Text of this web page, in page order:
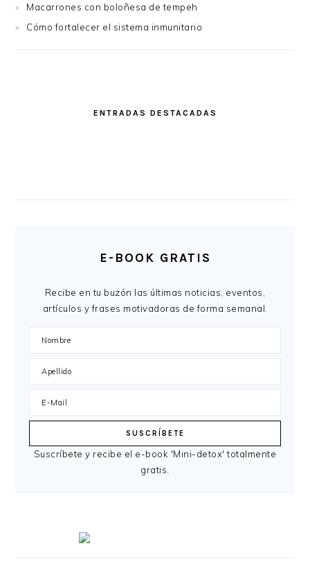
Macarrones con boloñesa de tempeh
Cómo fortalecer el sistema inmunitario
ENTRADAS DESTACADAS
E-BOOK GRATIS
Recibe en tu buzón las últimas noticias, eventos,
artículos y frases motivadoras de forma semanal.
Suscríbete y recibe el e-book 'Mini-detox' totalmente
gratis.